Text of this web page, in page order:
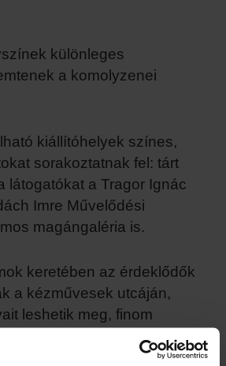
különleges
a komolyzenei
kiállítóhelyek színes,
sorakoztatnak fel: tárt
látogatókat a Tragor Ignác
Imre Művelődési
magángaléria is.
keretében az érdeklődők
a kézművesek utcáján,
leshetik meg, finom
egészen a